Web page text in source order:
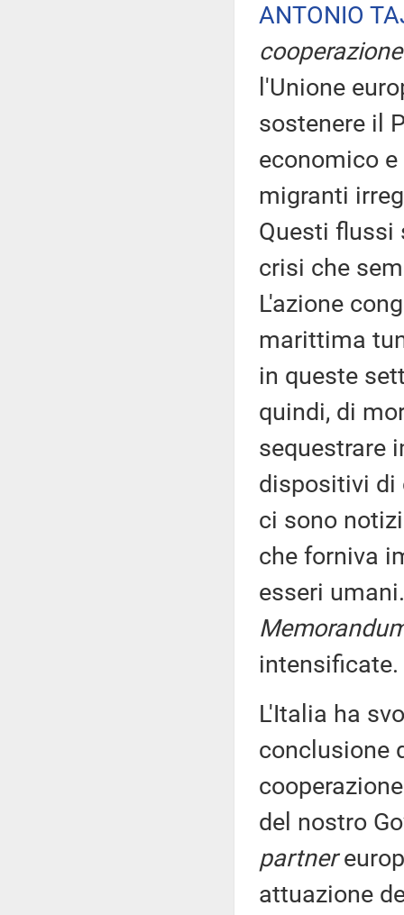
ANTONIO
l'Unione
sostenere il
economico
migranti
Questi flussi
crisi che
L'azione
marittima
in queste
quindi, di
sequestrare
dispositivi di
ci sono
che forniva
esseri
L'Italia ha
conclusione
del nostro
partner
attuazione